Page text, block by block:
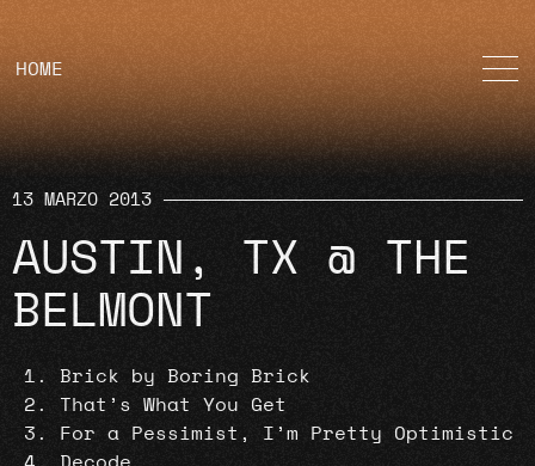
HOME
13 MARZO 2013
AUSTIN, TX @ THE
BELMONT
Brick by Boring Brick
That’s What You Get
For a Pessimist, I’m Pretty Optimistic